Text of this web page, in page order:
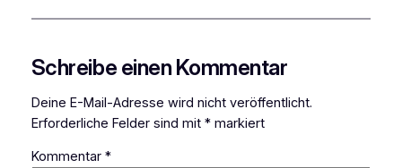
Schreibe einen Kommentar
Deine E-Mail-Adresse wird nicht veröffentlicht.
Erforderliche Felder sind mit *markiert
Kommentar *